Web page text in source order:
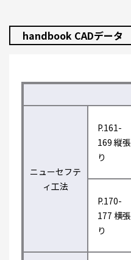
handbook CADデータ
ニューセフテ
ィ工法
P.161-
169 縦張
り
P.170-
177 横張
り